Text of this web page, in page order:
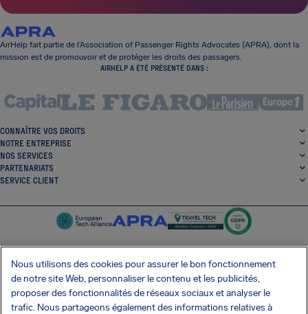
AirHelp fait partie de l’Association of Passenger Rights Advocates (APRA), dont la
mission est de promouvoir et de protéger les droits des passagers.
AIRHELP A ÉTÉ PRÉSENTÉ DANS :
CONNAÎTRE VOS DROITS
NOTRE ENTREPRISE
NOS SERVICES
PARTENARIATS
SERVICE CLIENT
SocialFacebook
SocialTwitter
SocialInstagram
SocialLinkedin
Nous utilisons des cookies pour assurer le bon fonctionnement
de notre site Web, personnaliser le contenu et les publicités,
proposer des fonctionnalités de réseaux sociaux et analyser le
trafic. Nous partageons également des informations relatives à